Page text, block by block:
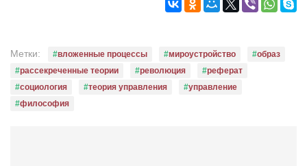
Метки: вложенные процессы мироустройство
образ
рассекреченные теории
революция
реферат
социология
теория управления
управление
философия